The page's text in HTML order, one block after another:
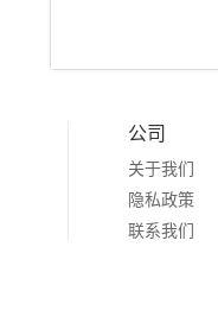
公司
关于我们
隐私政策
联系我们